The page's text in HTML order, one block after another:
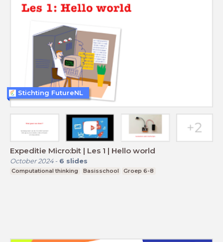
Expeditie Micro:bit | Les 1 | Hello world
October 2024- 6 slides
Computational thinking Basisschool Groep 6-8
Stichting FutureNL